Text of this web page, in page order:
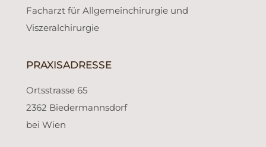
Facharzt für Allgemeinchirurgie und
Viszeralchirurgie
PRAXISADRESSE
Ortsstrasse 65
2362 Biedermannsdorf
bei Wien